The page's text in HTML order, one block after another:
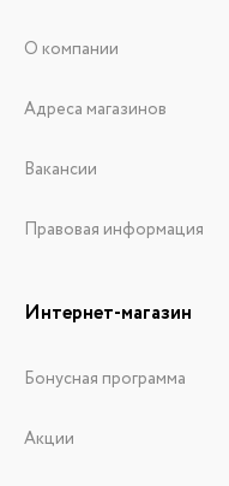
О компании
Адреса магазинов
Вакансии
Правовая информация
Интернет-магазин
Бонусная программа
Акции